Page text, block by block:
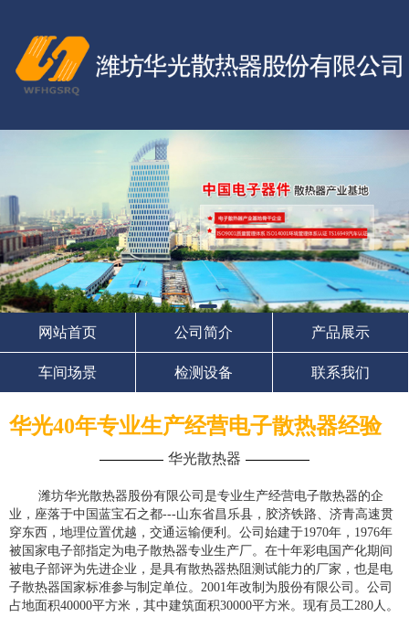
网站首页 公司简介 产品展示
车间场景 检测设备 联系我们
华光40年专业生产经营电子散热器经验
华光散热器
潍坊华光散热器股份有限公司是专业生产经营电子散热器的企
业，座落于中国蓝宝石之都---山东省昌乐县，胶济铁路、济青高速贯
穿东西，地理位置优越，交通运输便利。公司始建于1970年，1976年
被国家电子部指定为电子散热器专业生产厂。在十年彩电国产化期间
被电子部评为先进企业，是具有散热器热阻测试能力的厂家，也是电
子散热器国家标准参与制定单位。2001年改制为股份有限公司。公司
占地面积40000平方米，其中建筑面积30000平方米。现有员工280人。